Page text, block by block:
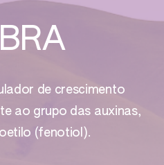
de crescimento
ao grupo das auxinas,
(fenotiol).